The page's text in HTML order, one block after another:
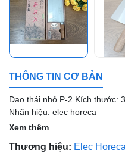
THÔNG TIN CƠ BẢN
Dao thái nhỏ P-2 Kích thước:
Nhãn hiệu: elec horeca
Xem thêm
Thương hiệu: Elec Horeca